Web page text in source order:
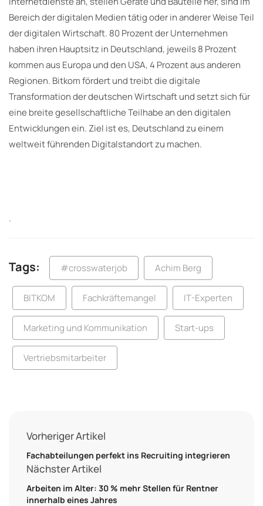
Bereich der digitalen Medien tätig oder in anderer Weise Teil
der digitalen Wirtschaft. 80 Prozent der Unternehmen
haben ihren Hauptsitz in Deutschland, jeweils 8 Prozent
kommen aus Europa und den USA, 4 Prozent aus anderen
Regionen. Bitkom fördert und treibt die digitale
Transformation der deutschen Wirtschaft und setzt sich für
eine breite gesellschaftliche Teilhabe an den digitalen
Entwicklungen ein. Ziel ist es, Deutschland zu einem
weltweit führenden Digitalstandort zu machen.
.
Tags: #crosswaterjob Achim Berg
BITKOM Fachkräftemangel IT-Experten
Marketing und Kommunikation Start-ups
Vertriebsmitarbeiter
Vorheriger Artikel
Fachabteilungen perfekt ins Recruiting integrieren
Nächster Artikel
Arbeiten im Alter: 30 % mehr Stellen für Rentner
innerhalb eines Jahres